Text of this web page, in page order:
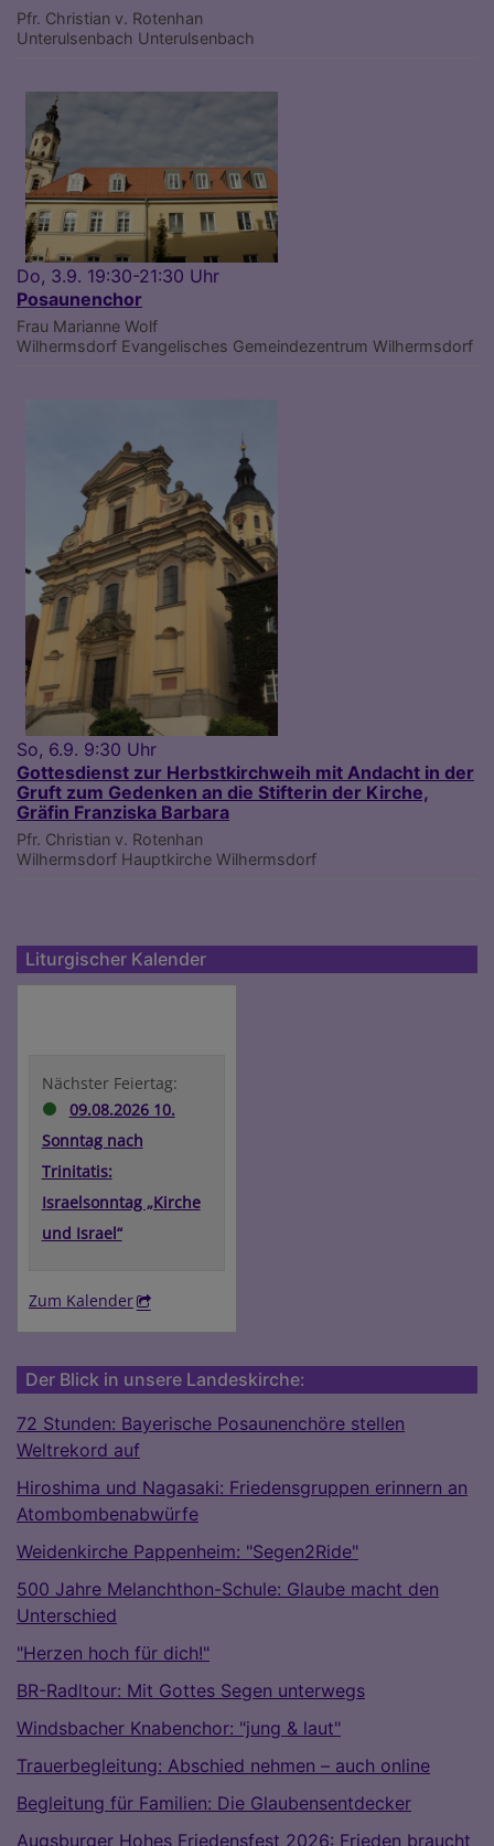
Pfr. Christian v. Rotenhan
Unterulsenbach Unterulsenbach
Do, 3.9. 19:30-21:30 Uhr
Posaunenchor
Frau Marianne Wolf
Wilhermsdorf Evangelisches Gemeindezentrum Wilhermsdorf
So, 6.9. 9:30 Uhr
Gottesdienst zur Herbstkirchweih mit Andacht in der
Gruft zum Gedenken an die Stifterin der Kirche,
Gräfin Franziska Barbara
Pfr. Christian v. Rotenhan
Wilhermsdorf Hauptkirche Wilhermsdorf
Liturgischer Kalender
Nächster Feiertag:
09.08.2026 10.
Sonntag nach
Trinitatis:
Israelsonntag „Kirche
und Israel“
Zum Kalender
Der Blick in unsere Landeskirche:
72 Stunden: Bayerische Posaunenchöre stellen
Weltrekord auf
Hiroshima und Nagasaki: Friedensgruppen erinnern an
Atombombenabwürfe
Weidenkirche Pappenheim: "Segen2Ride"
500 Jahre Melanchthon-Schule: Glaube macht den
Unterschied
"Herzen hoch für dich!"
BR-Radltour: Mit Gottes Segen unterwegs
Windsbacher Knabenchor: "jung & laut"
Trauerbegleitung: Abschied nehmen – auch online
Begleitung für Familien: Die Glaubensentdecker
Augsburger Hohes Friedensfest 2026: Frieden braucht